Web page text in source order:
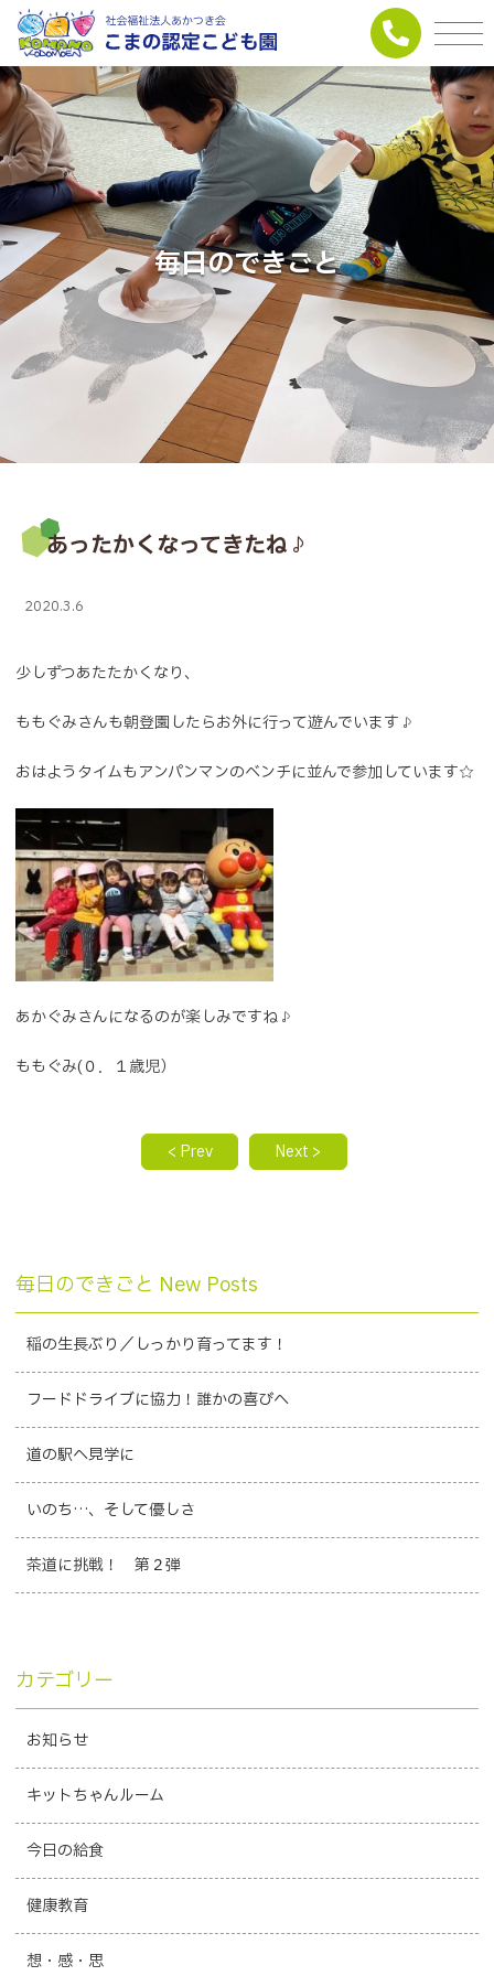
毎日のできごと
あったかくなってきたね♪
2020.3.6
少しずつあたたかくなり、
ももぐみさんも朝登園したらお外に行って遊んでいます♪
おはようタイムもアンパンマンのベンチに並んで参加しています☆
あかぐみさんになるのが楽しみですね♪
ももぐみ(０．１歳児）
< Prev Next >
毎日のできごと New Posts
稲の生長ぶり／しっかり育ってます！
フードドライブに協力！誰かの喜びへ
道の駅へ見学に
いのち…、そして優しさ
茶道に挑戦！ 第２弾
カテゴリー
お知らせ
キットちゃんルーム
今日の給食
健康教育
想・感・思